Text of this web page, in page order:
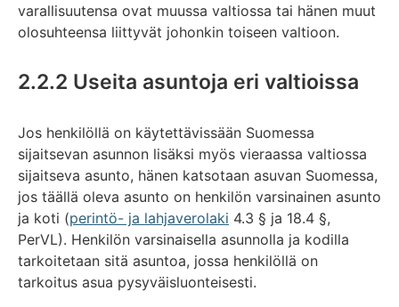
varallisuutensa ovat muussa valtiossa tai hänen muut
olosuhteensa liittyvät johonkin toiseen valtioon.
2.2.2 Useita asuntoja eri valtioissa
Jos henkilöllä on käytettävissään Suomessa
sijaitsevan asunnon lisäksi myös vieraassa valtiossa
sijaitseva asunto, hänen katsotaan asuvan Suomessa,
jos täällä oleva asunto on henkilön varsinainen asunto
ja koti (perintö- ja lahjaverolaki 4.3 § ja 18.4 §,
PerVL). Henkilön varsinaisella asunnolla ja kodilla
tarkoitetaan sitä asuntoa, jossa henkilöllä on
tarkoitus asua pysyväisluonteisesti.